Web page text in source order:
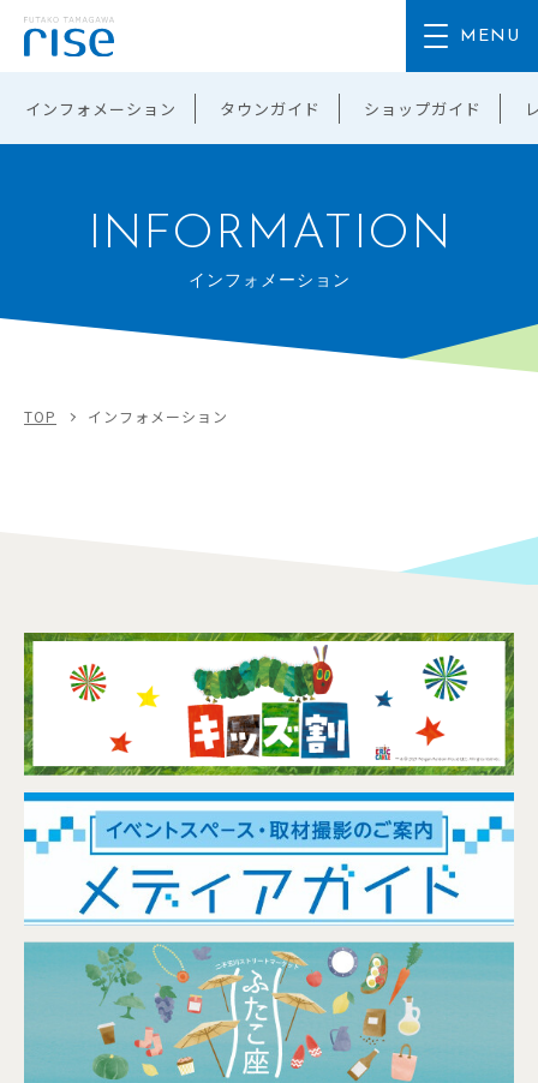
インフォメーション タウンガイド ショップガイド
INFORMATION
インフォメーション
TOP インフォメーション